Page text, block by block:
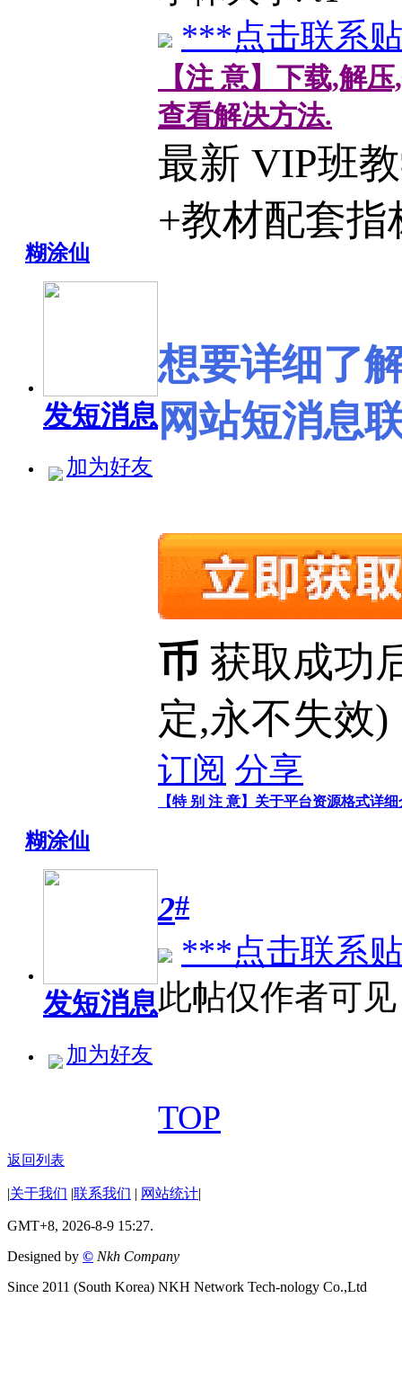
糊涂仙
发短消息
加为好友
***点击联系
【注 意】下载,解
查看解决方法.
最新 VIP班
+教材配套指
想要详细了
网站短消息
币 获取成功
定,永不失效)
订阅 分享
【特 别 注 意】关于平台资源格式详
糊涂仙
发短消息
加为好友
2#
***点击联系
此帖仅作者可见
TOP
返回列表
|关于我们 |联系我们 | 网站统计|
GMT+8, 2026-8-9 15:27.
Designed by © Nkh Company
Since 2011 (South Korea) NKH Network Tech-nology Co.,Ltd